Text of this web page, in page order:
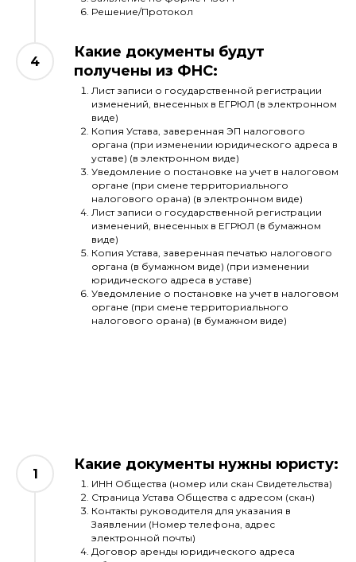
Решение/Протокол
Какие документы будут
получены из ФНС:
Лист записи о государственной регистрации
изменений, внесенных в ЕГРЮЛ (в электронном
виде)
Копия Устава, заверенная ЭП налогового
органа (при изменении юридического адреса в
уставе) (в электронном виде)
Уведомление о постановке на учет в налоговом
органе (при смене территориального
налогового орана) (в электронном виде)
Лист записи о государственной регистрации
изменений, внесенных в ЕГРЮЛ (в бумажном
виде)
Копия Устава, заверенная печатью налогового
органа (в бумажном виде) (при изменении
юридического адреса в уставе)
Уведомление о постановке на учет в налоговом
органе (при смене территориального
налогового орана) (в бумажном виде)
Какие документы нужны юристу:
ИНН Общества (номер или скан Свидетельства)
Страница Устава Общества с адресом (скан)
Контакты руководителя для указания в
Заявлении (Номер телефона, адрес
электронной почты)
Договор аренды юридического адреса